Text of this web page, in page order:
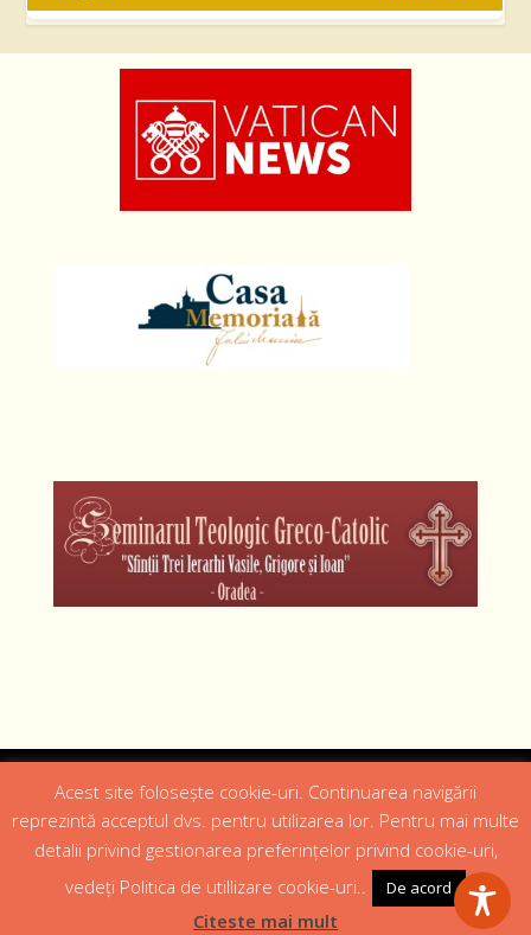
Acasa Istoric Episcopul Institutii
Media
Cateheza
Parteneri
Contact
Acest site folosește cookie-uri. Continuarea navigării
reprezintă acceptul dvs. pentru utilizarea lor. Pentru mai multe
detalii privind gestionarea preferințelor privind cookie-uri,
vedeți Politica de utillizare cookie-uri..
De acord
Citeste mai mult